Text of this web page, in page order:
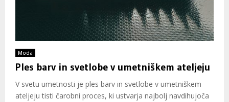
Moda
Ples barv in svetlobe v umetniškem ateljeju
V svetu umetnosti je ples barv in svetlobe v umetniškem
ateljeju tisti čarobni proces, ki ustvarja najbolj navdihujoča